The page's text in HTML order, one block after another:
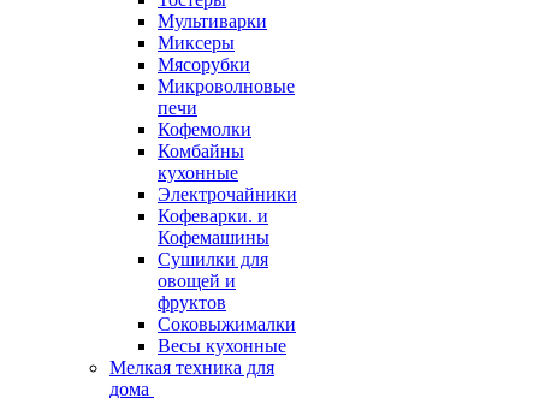
Мультиварки
Миксеры
Мясорубки
Микроволновые
печи
Кофемолки
Комбайны
кухонные
Электрочайники
Кофеварки. и
Кофемашины
Сушилки для
овощей и
фруктов
Соковыжималки
Весы кухонные
Мелкая техника для
дома